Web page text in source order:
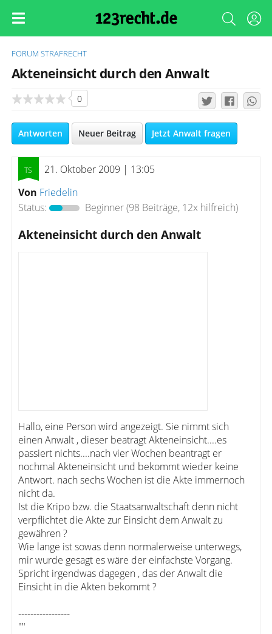
FORUM STRAFRECHT
Akteneinsicht durch den Anwalt
0
Antworten Neuer Beitrag Jetzt Anwalt fragen
21. Oktober 2009 | 13:05
Von Friedelin
Status:
Beginner(98 Beiträge, 12x hilfreich)
Akteneinsicht durch den Anwalt
Hallo, eine Person wird angezeigt. Sie nimmt sich
einen Anwalt , dieser beatragt Akteneinsicht....es
passiert nichts....nach vier Wochen beantragt er
nochmal Akteneinsicht und bekommt wieder keine
Antwort. nach sechs Wochen ist die Akte immernoch
nicht da.
Ist die Kripo bzw. die Staatsanwaltschaft denn nicht
verpflichtet die Akte zur Einsicht dem Anwalt zu
gewähren ?
Wie lange ist sowas denn normalerweise unterwegs,
mir wurde gesagt es wäre der einfachste Vorgang.
Spricht irgendwas dagegen , das der Anwalt die
Einsicht in die Akten bekommt ?
-----------------
""